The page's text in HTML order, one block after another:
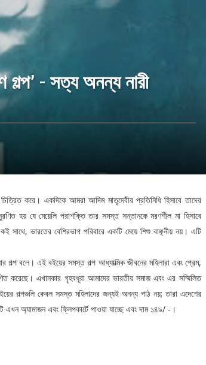
- সত্য অনন্য নারী
করে। একদিকে আমরা আদিম মাতৃদেবীর প্রতিনিধি হিসাবে তাদের
হয় যে মেয়েলি পরাশক্তি তার সমস্ত সন্তানকে মরণশীল মা হিসাবে
সাথে, ভারতের বেশিরভাগ পরিবারে একটি মেয়ে শিশু বাঞ্ছনীয় নয়। এটি
গল্প বলে। এই বইয়ের সমস্ত গল্প আধ্যাত্মিক জীবনের মহিলারা এবং প্রেম,
করেছে। এখানকার গৃহবধূরা আমাদের ভারতীয় সমাজ এবং এর সম্মিলিত
গল্পগুলি কেবল সমস্ত মহিলাদের জন্যই অনন্য পাঠ নয়; তারা এদেশের
এখন অ্যামাজন এবং ফ্লিপকার্টে পাওয়া যাচ্ছে এবং দাম ১৪৯/ -।